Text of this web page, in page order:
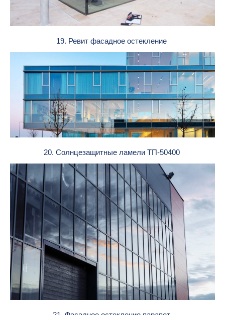
19. Ревит фасадное остекление
20. Солнцезащитные ламели ТП-50400